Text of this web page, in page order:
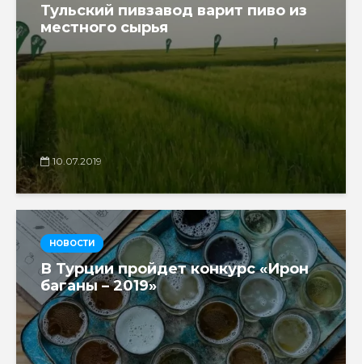
Тульский пивзавод варит пиво из
местного сырья
10.07.2019
НОВОСТИ
В Турции пройдет конкурс «Ирон
баганы – 2019»